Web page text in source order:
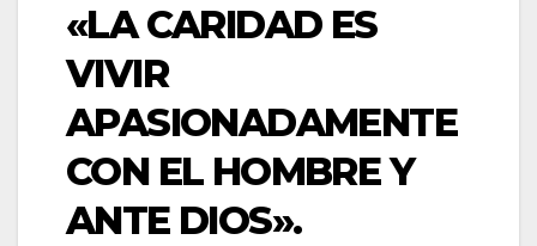
«LA CARIDAD ES
VIVIR
APASIONADAMENTE
CON EL HOMBRE Y
ANTE DIOS».